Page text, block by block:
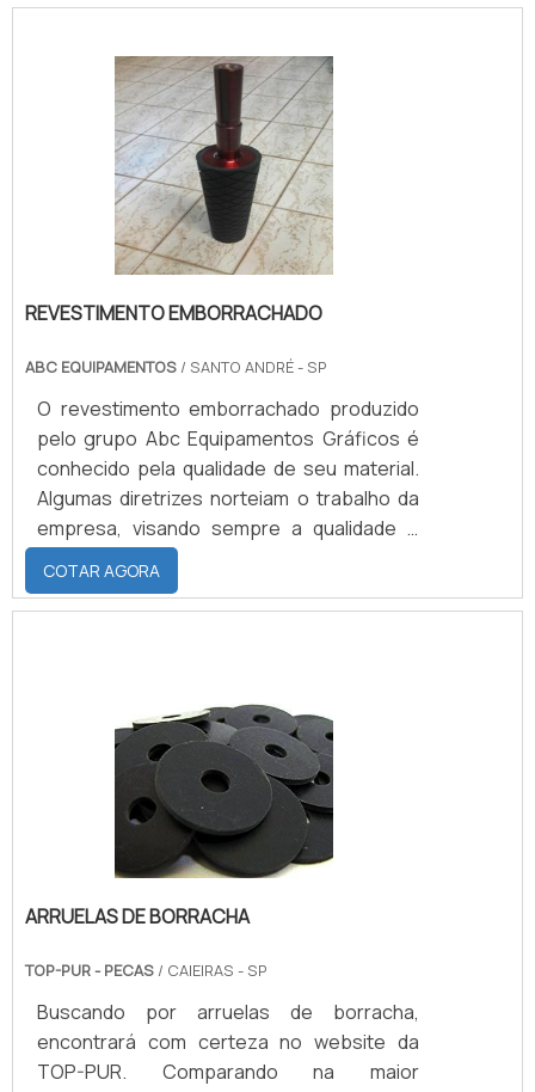
igualmente compostas por aço inoxidável.
maior ou menor porte que, no campo
prático, as funções que precisam ser
cumpridas pela cuba de aço para cozinha
se dividem entre facilidade no manuseio de
alimentos .
REVESTIMENTO EMBORRACHADO
ABC EQUIPAMENTOS / SANTO ANDRÉ - SP
O revestimento emborrachado produzido
pelo grupo Abc Equipamentos Gráficos é
conhecido pela qualidade de seu material.
Algumas diretrizes norteiam o trabalho da
empresa, visando sempre a qualidade e
sustentabilidade de seus serviços.O
MELHOR SERVIÇO EM REVESTIMENTO A
Abc Equipamentos Gráficos controla e
o meio ambiente para as futuras gerações
por meio de praticas sustentáveis como a
gestão das emissões liquida e .
COTAR AGORA
ARRUELAS DE BORRACHA
TOP-PUR - PECAS / CAIEIRAS - SP
Buscando por arruelas de borracha,
encontrará com certeza no website da
TOP-PUR. Comparando na maior